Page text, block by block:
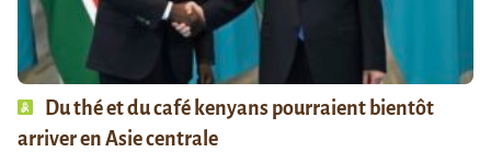
Du thé et du café kenyans pourraient bientôt
arriver en Asie centrale